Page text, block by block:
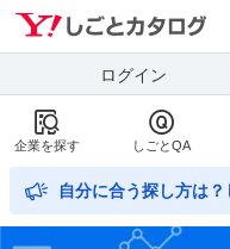
ログイン
企業を探す しごとQA
自分に合う探し方は